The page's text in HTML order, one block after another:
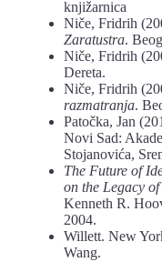
knjižarnica
Niče, Fridrih
Zaratustra.
Niče, Fridrih
Dereta.
Niče, Fridrih
razmatranja.
Patočka, Jan
Novi Sad:
Stojanovića,
The Future of
on the Legacy
Kenneth R.
2004.
Willett. New
Wang.